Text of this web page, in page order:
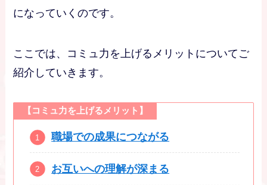
になっていくのです。
ここでは、コミュ力を上げるメリットについてご
紹介していきます。
【コミュ力を上げるメリット】
職場での成果につながる
お互いへの理解が深まる